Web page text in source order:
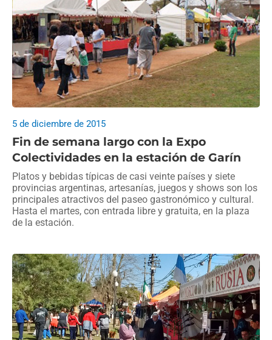
Fin de semana largo con la Expo
Colectividades en la estación de Garín
5 de diciembre de 2015
Platos y bebidas típicas de casi veinte países y siete
provincias argentinas, artesanías, juegos y shows son los
principales atractivos del paseo gastronómico y cultural.
Hasta el martes, con entrada libre y gratuita, en la plaza
de la estación.